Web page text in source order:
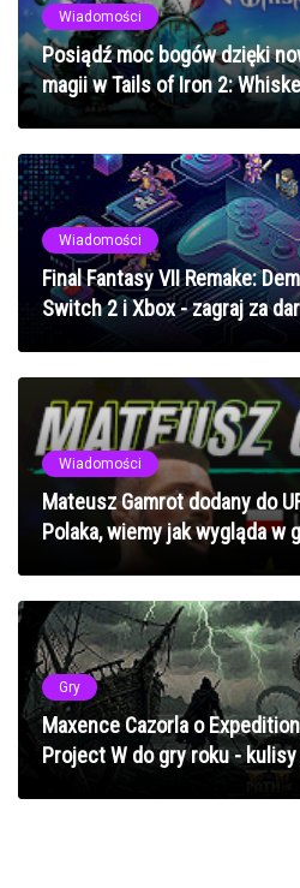
Wiadomości
Posiądź moc bogów dzięki
magii w Tails of Iron 2:
Wiadomości
Final Fantasy VII Remake:
Switch 2 i Xbox - zagraj za
premierą
Wiadomości
Mateusz Gamrot dodany do
Polaka, wiemy jak wygląda w
Gry
Maxence Cazorla o
Project W do gry roku -